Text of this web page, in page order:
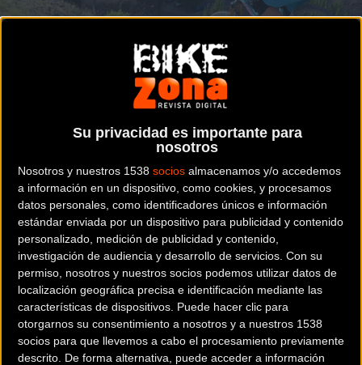
Su privacidad es importante para
nosotros
Nosotros y nuestros 1538 socios almacenamos y/o accedemos
a información en un dispositivo, como cookies, y procesamos
datos personales, como identificadores únicos e información
estándar enviada por un dispositivo para publicidad y contenido
personalizado, medición de publicidad y contenido,
investigación de audiencia y desarrollo de servicios. Con su
permiso, nosotros y nuestros socios podemos utilizar datos de
localización geográfica precisa e identificación mediante las
características de dispositivos. Puede hacer clic para
otorgarnos su consentimiento a nosotros y a nuestros 1538
socios para que llevemos a cabo el procesamiento previamente
descrito. De forma alternativa, puede acceder a información
Noticia deciclismopublicada elmartes, 29 de mayo de 2018a las
15:32hen la sección deGravity
Cuenca acogerá una prueba clave
para el desenlace del Open de
España, que se resolverá el
próximo 24 de junio en Tuña.